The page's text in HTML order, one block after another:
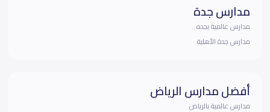
مدارس جدة
مدارس عالمية بجده
مدارس جدة الأهلية
أفضل مدارس الرياض
مدارس عالمية بالرياض